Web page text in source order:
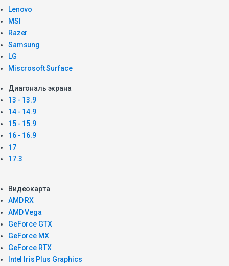
Lenovo
MSI
Razer
Samsung
LG
Miscrosoft Surface
Диагональ экрана
13 - 13.9
14 - 14.9
15 - 15.9
16 - 16.9
17
17.3
Видеокарта
AMD RX
AMD Vega
GeForce GTX
GeForce MX
GeForce RTX
Intel Iris Plus Graphics